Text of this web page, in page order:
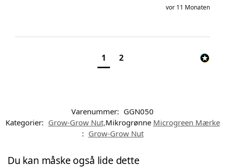
vor 11 Monaten
1 2
Varenummer: GGN050
Kategorier: Grow-Grow Nut,Mikrogrønne Microgreen Mærke
: Grow-Grow Nut
Du kan måske også lide dette